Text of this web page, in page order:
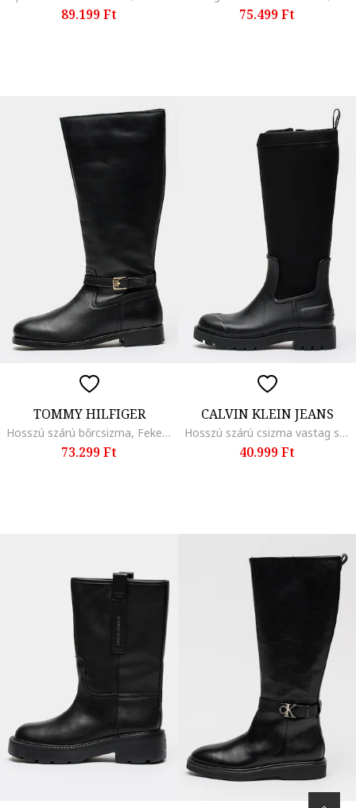
89.199 Ft 75.499 Ft
TOMMY HILFIGER
Hosszú szárú bőrcsizma, Fekete
73.299 Ft
CALVIN KLEIN JEANS
Hosszú szárú csizma vastag sarokkal, Fekete
40.999 Ft